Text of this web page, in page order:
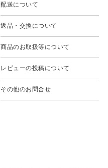
配送について
返品・交換について
商品のお取扱等について
レビューの投稿について
その他のお問合せ